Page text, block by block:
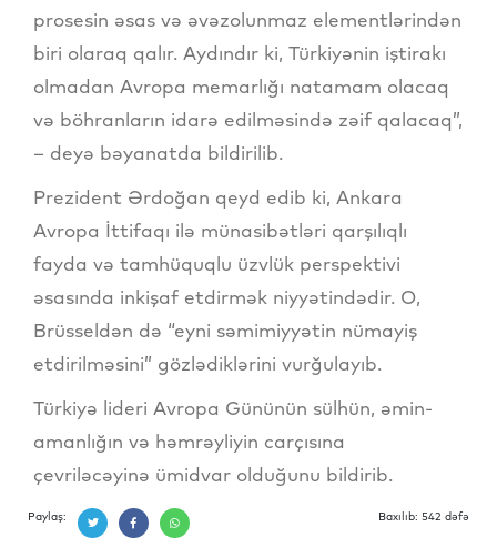
prosesin əsas və əvəzolunmaz elementlərindən
biri olaraq qalır. Aydındır ki, Türkiyənin iştirakı
olmadan Avropa memarlığı natamam olacaq
və böhranların idarə edilməsində zəif qalacaq”,
– deyə bəyanatda bildirilib.
Prezident Ərdoğan qeyd edib ki, Ankara
Avropa İttifaqı ilə münasibətləri qarşılıqlı
fayda və tamhüquqlu üzvlük perspektivi
əsasında inkişaf etdirmək niyyətindədir. O,
Brüsseldən də “eyni səmimiyyətin nümayiş
etdirilməsini” gözlədiklərini vurğulayıb.
Türkiyə lideri Avropa Gününün sülhün, əmin-
amanlığın və həmrəyliyin carçısına
çevriləcəyinə ümidvar olduğunu bildirib.
Paylaş: Baxılıb: 542 dəfə